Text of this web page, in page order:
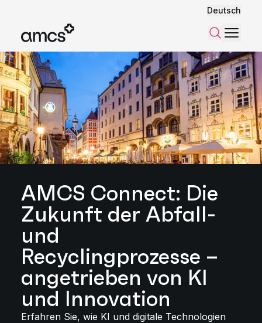
Deutsch
Suchen
Menü
AMCS Connect: Die
Zukunft der Abfall-
und
Recyclingprozesse –
angetrieben von KI
und Innovation
Erfahren Sie, wie KI und digitale Technologien